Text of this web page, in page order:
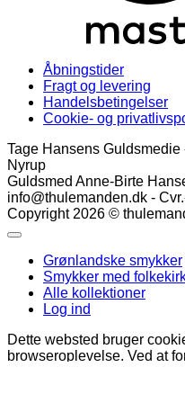
Åbningstider
Fragt og levering
Handelsbetingelser
Cookie- og
Tage Hansens
Nyrup
Guldsmed Anne-Birte
info@thulemanden.dk -
Copyright 2026 ©
Grønlandske smykker
Smykker med
Alle kollektioner
Log ind
Dette websted bruger
browseroplevelse. Ved at